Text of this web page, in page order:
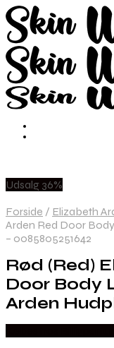
Udsalg 36%
Forside / Elizabeth
Arden Red Door
– 0085805251642
Rød (Red)
Door Body
Arden